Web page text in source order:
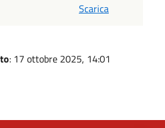
Scarica
: 17 ottobre 2025, 14:01